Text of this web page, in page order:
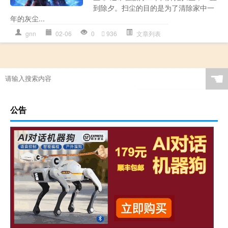
到除夕。扫尘的目的是为了清除家中一
年的灰尘...
gnn 02-06 0 936 文章列表
☚
公告